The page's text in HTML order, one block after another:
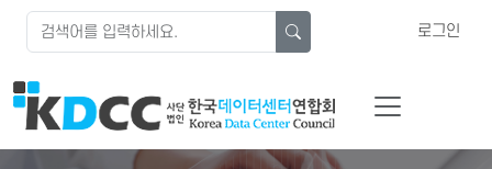
로그인